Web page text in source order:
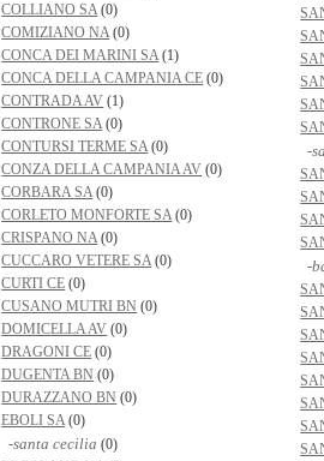
COLLIANO SA(0)
COMIZIANO NA(0)
CONCA DEI MARINI SA(1)
CONCA DELLA CAMPANIA CE (0)
CONTRADA AV (1)
CONTRONE SA(0)
CONTURSI TERME SA(0)
CONZA DELLA CAMPANIA AV (0)
CORBARA SA(0)
CORLETO MONFORTE SA(0)
CRISPANO NA(0)
CUCCARO VETERE SA(0)
CURTI CE (0)
CUSANO MUTRI BN (0)
DOMICELLA AV (0)
DRAGONI CE (0)
DUGENTA BN (0)
DURAZZANO BN (0)
EBOLI SA(0)
-santa cecilia (0)
-
-